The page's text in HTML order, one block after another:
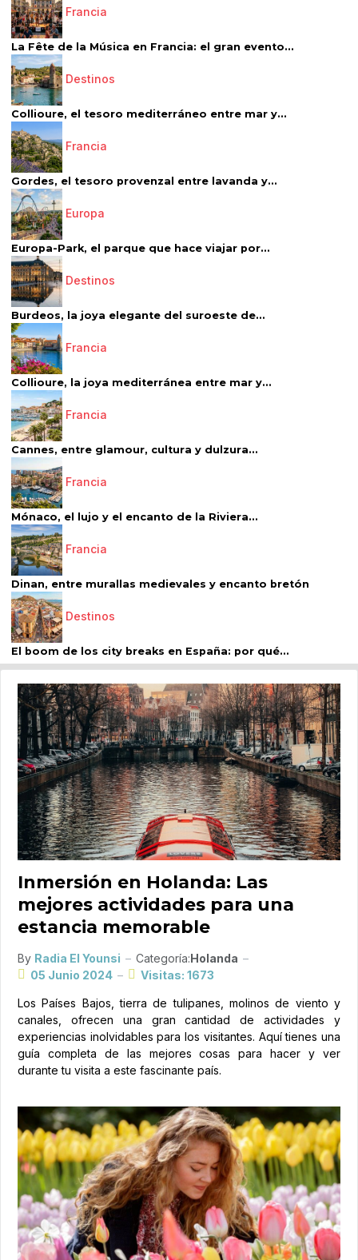
Francia
La Fête de la Música en Francia: el gran evento...
Destinos
Collioure, el tesoro mediterráneo entre mar y...
Francia
Gordes, el tesoro provenzal entre lavanda y...
Europa
Europa-Park, el parque que hace viajar por...
Destinos
Burdeos, la joya elegante del suroeste de...
Francia
Collioure, la joya mediterránea entre mar y...
Francia
Cannes, entre glamour, cultura y dulzura...
Francia
Mónaco, el lujo y el encanto de la Riviera...
Francia
Dinan, entre murallas medievales y encanto bretón
Destinos
El boom de los city breaks en España: por qué...
Inmersión en Holanda: Las
mejores actividades para una
estancia memorable
By Radia El Younsi Categoría:Holanda
05 Junio 2024
Visitas: 1673
Los Países Bajos, tierra de tulipanes, molinos de viento y
canales, ofrecen una gran cantidad de actividades y
experiencias inolvidables para los visitantes. Aquí tienes una
guía completa de las mejores cosas para hacer y ver
durante tu visita a este fascinante país.